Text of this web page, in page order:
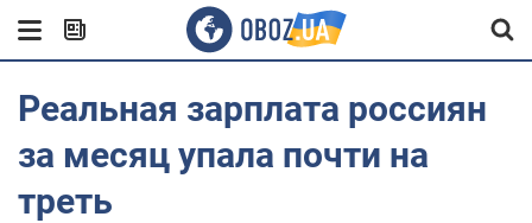
Реальная зарплата россиян
за месяц упала почти на
треть